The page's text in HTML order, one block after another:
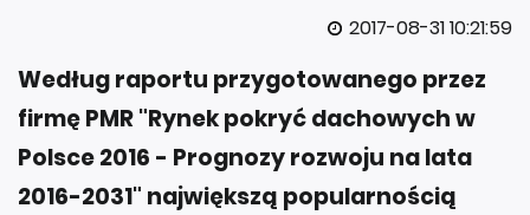
2017-08-31 10:21:59
Według raportu przygotowanego przez
firmę PMR "Rynek pokryć dachowych w
Polsce 2016 - Prognozy rozwoju na lata
2016-2031" największą popularnością